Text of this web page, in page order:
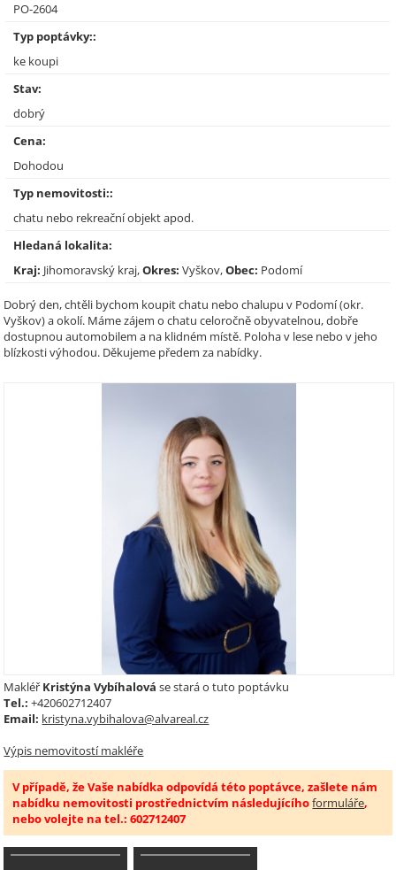
PO-2604
Typ poptávky::
ke koupi
Stav:
dobrý
Cena:
Dohodou
Typ nemovitosti::
chatu nebo rekreační objekt apod.
Hledaná lokalita:
Kraj: Jihomoravský kraj,Okres:Vyškov,Obec: Podomí
Dobrý den, chtěli bychom koupit chatu nebo chalupu v Podomí (okr.
Vyškov) a okolí. Máme zájem o chatu celoročně obyvatelnou, dobře
dostupnou automobilem a na klidném místě. Poloha v lese nebo v jeho
blízkosti výhodou. Děkujeme předem za nabídky.
Makléř Kristýna Vybíhalová se stará o tuto poptávku
Tel.: +420602712407
Email: kristyna.vybihalova@alvareal.cz
Výpis nemovitostí makléře
V případě, že Vaše nabídka odpovídá této poptávce, zašlete nám
nabídku nemovitosti prostřednictvím následujícíhoformuláře,
nebo volejte na tel.: 602712407